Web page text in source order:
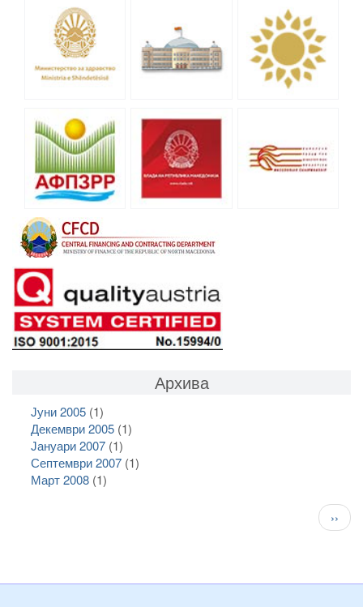
Архива
Јуни 2005(1)
Декември 2005(1)
Јануари 2007(1)
Септември 2007(1)
Март 2008(1)
››